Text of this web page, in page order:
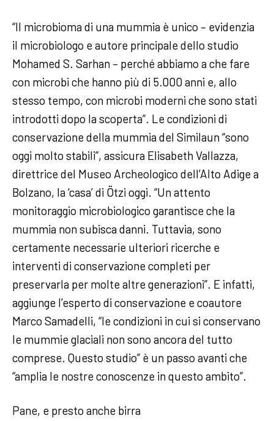
“Il microbioma di una mummia è unico – evidenzia
il microbiologo e autore principale dello studio
Mohamed S. Sarhan – perché abbiamo a che fare
con microbi che hanno più di 5.000 anni e, allo
stesso tempo, con microbi moderni che sono stati
introdotti dopo la scoperta”. Le condizioni di
conservazione della mummia del Similaun “sono
oggi molto stabili”, assicura Elisabeth Vallazza,
direttrice del Museo Archeologico dell’Alto Adige a
Bolzano, la ‘casa’ di Ötzi oggi. “Un attento
monitoraggio microbiologico garantisce che la
mummia non subisca danni. Tuttavia, sono
certamente necessarie ulteriori ricerche e
interventi di conservazione completi per
preservarla per molte altre generazioni”. E infatti,
aggiunge l’esperto di conservazione e coautore
Marco Samadelli, “le condizioni in cui si conservano
le mummie glaciali non sono ancora del tutto
comprese. Questo studio” è un passo avanti che
“amplia le nostre conoscenze in questo ambito”.
Pane, e presto anche birra